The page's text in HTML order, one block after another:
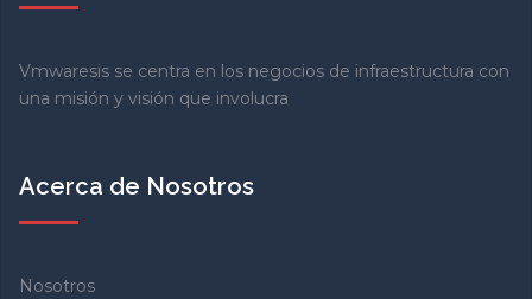
Vmwaresis se centra en los negocios de infraestructura con
una misión y visión que involucra
Acerca de Nosotros
Nosotros